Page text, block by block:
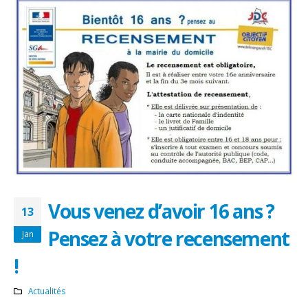
13
Jan
Vous venez d’avoir 16 ans ?
Pensez à votre recensement
!
Actualités